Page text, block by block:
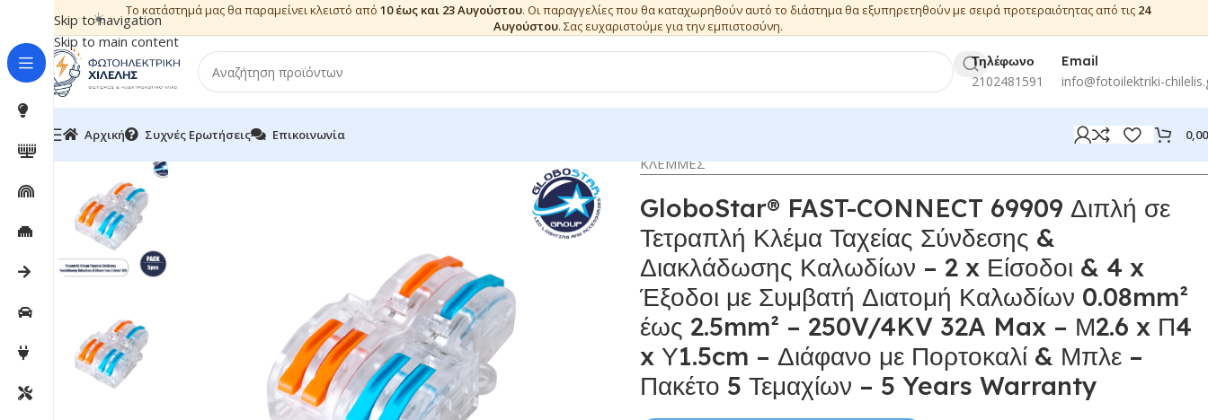
Skip to navigation
Skip to main content
☀️ Το κατάστημά μας θα παραμείνει κλειστό από 10 έως και 23 Αυγούστου. Οι παραγγελίες που θα καταχωρηθούν αυτό το διάστημα θα εξυπηρετηθούν με σειρά προτεραιότητας από τις 24
Αυγούστου. Σας ευχαριστούμε για την εμπιστοσύνη.
Τηλέφωνο
2102481591
Email
info@fotoilektriki-
Αρχική Συχνές Ερωτήσεις Επικοινωνία
ΚΛΕΜΜΕΣ
GloboStar® FAST-CONNECT 69909 Διπλή σε
Τετραπλή Κλέμα Ταχείας Σύνδεσης &
Διακλάδωσης Καλωδίων – 2 x Είσοδοι & 4 x
Έξοδοι με Συμβατή Διατομή Καλωδίων 0.08mm²
έως 2.5mm² – 250V/4KV 32A Max – Μ2.6 x Π4
x Υ1.5cm – Διάφανο με Πορτοκαλί & Μπλε –
Πακέτο 5 Τεμαχίων – 5 Years Warranty